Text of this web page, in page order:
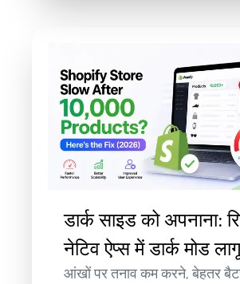
डार्क साइड को अपनाना:
नेटिव ऐप्स में डार्क मोड
आंखों पर तनाव कम करने, बेहतर